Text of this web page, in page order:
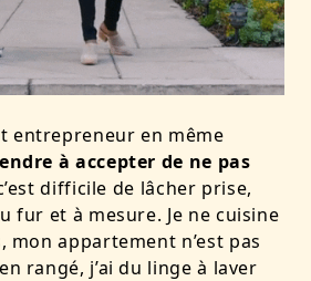
entrepreneur en même
à accepter de ne pas
difficile de lâcher prise,
fur et à mesure. Je ne cuisine
mon appartement n’est pas
rangé, j’ai du linge à laver